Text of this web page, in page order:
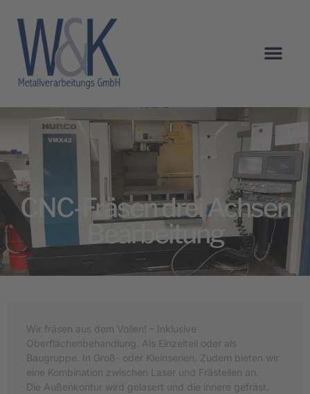
CNC-Fräsen drei Achsen
Bearbeitung
CNC-Fräsen drei Achsen
Bearbeitung
Wir fräsen aus dem Vollen! – Inklusive
Oberflächenbehandlung. Als Einzelteil oder als
Baugruppe. In Groß- oder Kleinserien. Zudem bieten wir
eine Kombination zwischen Laser und Frästeilen an.
Die Außenkontur wird gelasert und die innere gefräst.